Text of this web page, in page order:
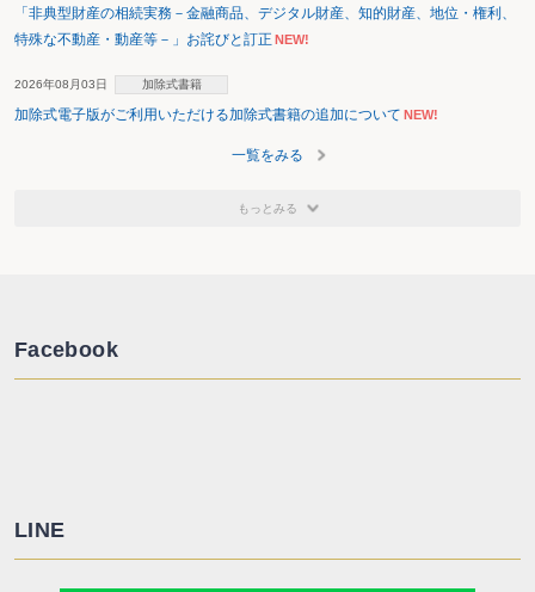
「非典型財産の相続実務－金融商品、デジタル財産、知的財産、地位・権利、
特殊な不動産・動産等－」お詫びと訂正 NEW!
2026年08月03日 加除式書籍
加除式電子版がご利用いただける加除式書籍の追加について NEW!
一覧をみる
もっとみる
Facebook
LINE